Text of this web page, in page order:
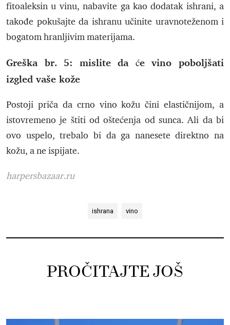
fitoaleksin u vinu, nabavite ga kao dodatak ishrani, a
takođe pokušajte da ishranu učinite uravnoteženom i
bogatom hranljivim materijama.
Greška br. 5: mislite da će vino poboljšati
izgled vaše kože
Postoji priča da crno vino kožu čini elastičnijom, a
istovremeno je štiti od oštećenja od sunca. Ali da bi
ovo uspelo, trebalo bi da ga nanesete direktno na
kožu, a ne ispijate.
harpersbazaar.ru
ishrana vino
PROČITAJTE JOŠ